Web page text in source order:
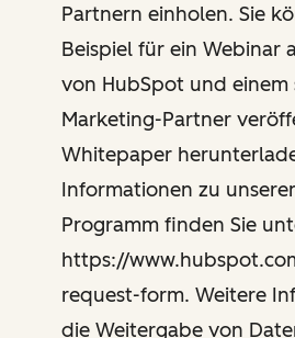
Partnern einholen. Sie
Beispiel für ein Webinar
von HubSpot und einem
Marketing-Partner
Whitepaper
Informationen zu
Programm finden Sie
https://
request-form. Weitere
die Weitergabe von